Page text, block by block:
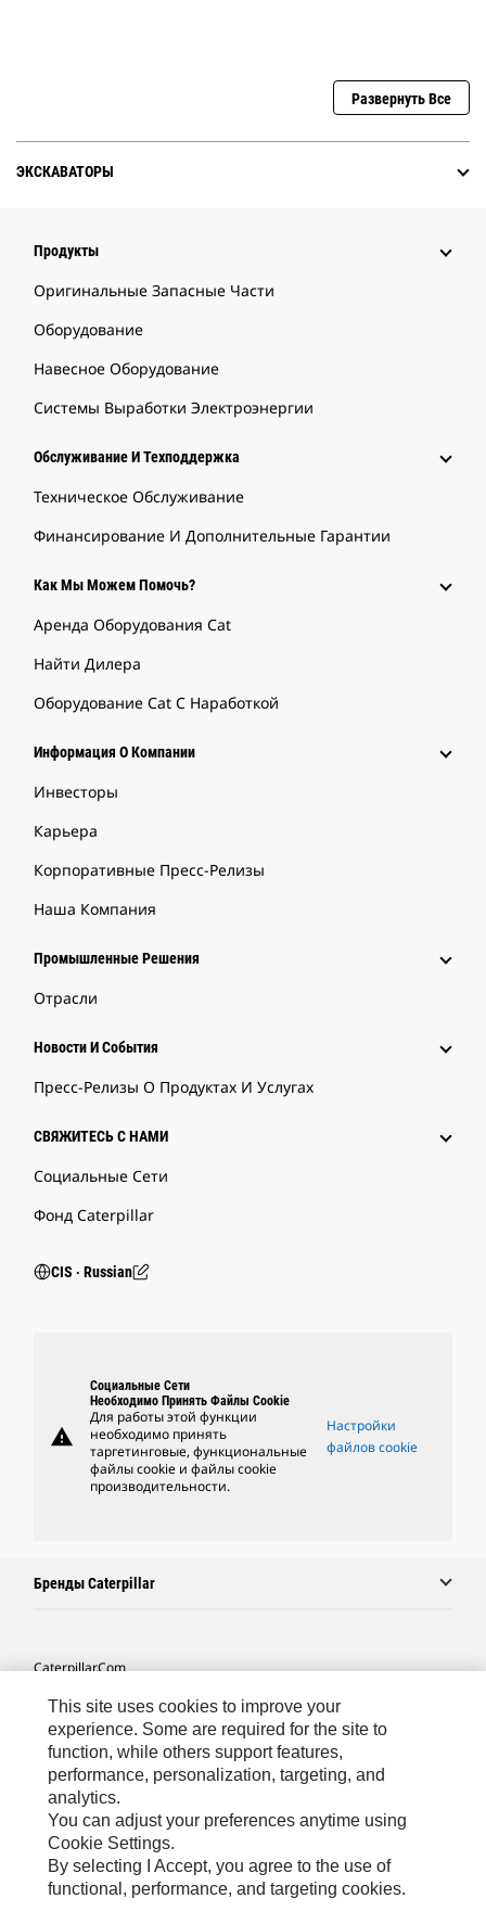
Развернуть Все
ЭКСКАВАТОРЫ
Продукты
Оригинальные Запасные Части
Оборудование
Навесное Оборудование
Системы Выработки Электроэнергии
Обслуживание И Техподдержка
Техническое Обслуживание
Финансирование И Дополнительные Гарантии
Как Мы Можем Помочь?
Аренда Оборудования Cat
Найти Дилера
Оборудование Cat С Наработкой
Информация О Компании
Инвесторы
Карьера
Корпоративные Пресс-Релизы
Наша Компания
Промышленные Решения
Отрасли
Новости И События
Пресс-Релизы О Продуктах И Услугах
СВЯЖИТЕСЬ С НАМИ
Социальные Сети
Фонд Caterpillar
CIS ‧ Russian
warning
Социальные Сети
Необходимо Принять Файлы Cookie
Для работы этой функции
необходимо принять
таргетинговые, функциональные
файлы cookie и файлы cookie
производительности.
Настройки
файлов cookie
Бренды Caterpillar
Caterpillar.com
Связаться С Caterpillar
Карта Сайта
Cookie Settings
Юридическая Информация
Конфиденциальность Личных Данных
This site uses cookies to improve your
experience. Some are required for the site to
function, while others support features,
performance, personalization, targeting, and
analytics.
You can adjust your preferences anytime using
Cookie Settings.
By selecting I Accept, you agree to the use of
functional, performance, and targeting cookies.